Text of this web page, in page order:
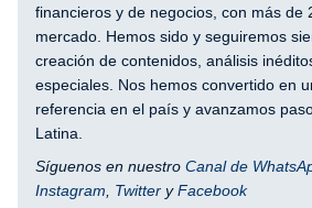
financieros y de negocios, con más de
mercado. Hemos sido y seguiremos
creación de contenidos, análisis
especiales. Nos hemos convertido en
referencia en el país y avanzamos
Latina.
Síguenos en nuestro Canal de
Instagram, Twitter yFacebook